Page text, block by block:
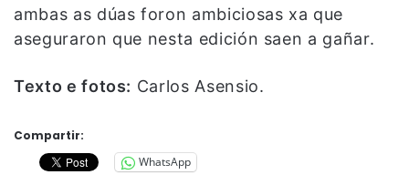
ambas as dúas foron ambiciosas xa que
aseguraron que nesta edición saen a gañar.
Texto e fotos: Carlos Asensio.
Compartir:
WhatsApp